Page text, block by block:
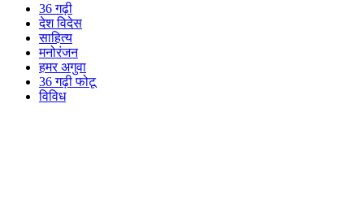
36 गढ़ी
देश विदेस
साहित्य
मनोरंजन
हमर अगुवा
36 गढ़ी फोटू
विविध